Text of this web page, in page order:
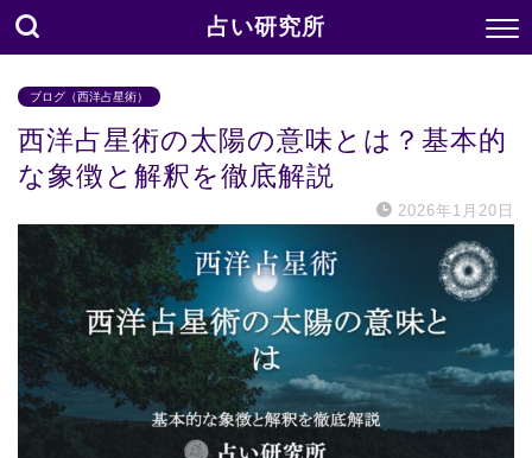
占い研究所
ブログ（西洋占星術）
西洋占星術の太陽の意味とは？基本的
な象徴と解釈を徹底解説
2026年1月20日